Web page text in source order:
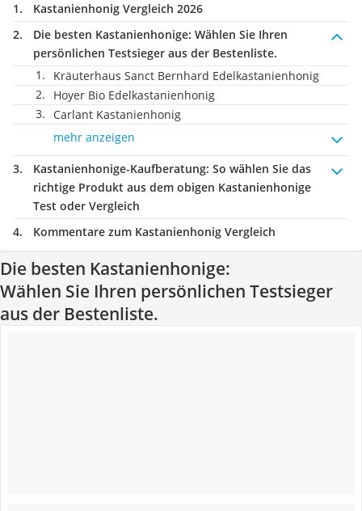
Kastanienhonig Vergleich 2026
Die besten Kastanienhonige: Wählen Sie Ihren
persönlichen Testsieger aus der Bestenliste.
Kräuterhaus Sanct Bernhard Edelkastanienhonig
Hoyer Bio Edelkastanienhonig
Carlant Kastanienhonig
mehr anzeigen
Kastanienhonige-Kaufberatung: So wählen Sie das
richtige Produkt aus dem obigen Kastanienhonige
Test oder Vergleich
Kommentare zum Kastanienhonig Vergleich
Die besten Kastanienhonige:
Wählen Sie Ihren persönlichen Testsieger
aus der Bestenliste.